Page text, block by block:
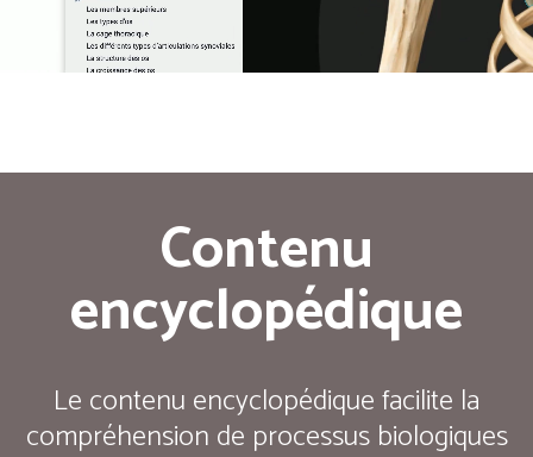
Contenu
encyclopédique
Le contenu encyclopédique facilite la
compréhension de processus biologiques